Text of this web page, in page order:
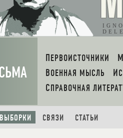
ПЕРВОИСТОЧНИКИ
ВОЕННАЯ МЫСЛЬ
СПРАВОЧНАЯ
ВЫБОРКИ СВЯЗИ СТАТЬИ